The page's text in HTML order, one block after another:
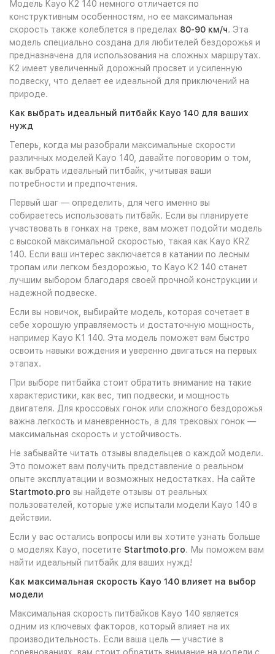
Модель Kayo K2 140 немного отличается по
конструктивным особенностям, но ее максимальная
скорость также колеблется в пределах 80-90 км/ч. Эта
модель специально создана для любителей бездорожья и
предназначена для использования на сложных маршрутах.
K2 имеет увеличенный дорожный просвет и усиленную
подвеску, что делает ее идеальной для приключений на
природе.
Как выбрать идеальный питбайк Kayo 140 для ваших
нужд
Теперь, когда мы разобрали максимальные скорости
различных моделей Kayo 140, давайте поговорим о том,
как выбрать идеальный питбайк, учитывая ваши
потребности и предпочтения.
Первый шаг — определить, для чего именно вы
собираетесь использовать питбайк. Если вы планируете
участвовать в гонках на треке, вам может подойти модель
с высокой максимальной скоростью, такая как Kayo KRZ
140. Если ваш интерес заключается в катании по лесным
тропам или легком бездорожью, то Kayo K2 140 станет
лучшим выбором благодаря своей прочной конструкции и
надежной подвеске.
Если вы новичок, выбирайте модель, которая сочетает в
себе хорошую управляемость и достаточную мощность,
например Kayo K1 140. Эта модель поможет вам быстро
освоить навыки вождения и уверенно двигаться на первых
этапах.
При выборе питбайка стоит обратить внимание на такие
характеристики, как вес, тип подвески, и мощность
двигателя. Для кроссовых гонок или сложного бездорожья
важна легкость и маневренность, а для трековых гонок —
максимальная скорость и устойчивость.
Не забывайте читать отзывы владельцев о каждой модели.
Это поможет вам получить представление о реальном
опыте эксплуатации и возможных недостатках. На сайте
Startmoto.pro вы найдете отзывы от реальных
пользователей, которые уже испытали модели Kayo 140 в
действии.
Если у вас остались вопросы или вы хотите узнать больше
о моделях Kayo, посетите Startmoto.pro. Мы поможем вам
найти идеальный питбайк для ваших нужд!
Как максимальная скорость Kayo 140 влияет на выбор
модели
Максимальная скорость питбайков Kayo 140 является
одним из ключевых факторов, который влияет на их
производительность. Если ваша цель — участие в